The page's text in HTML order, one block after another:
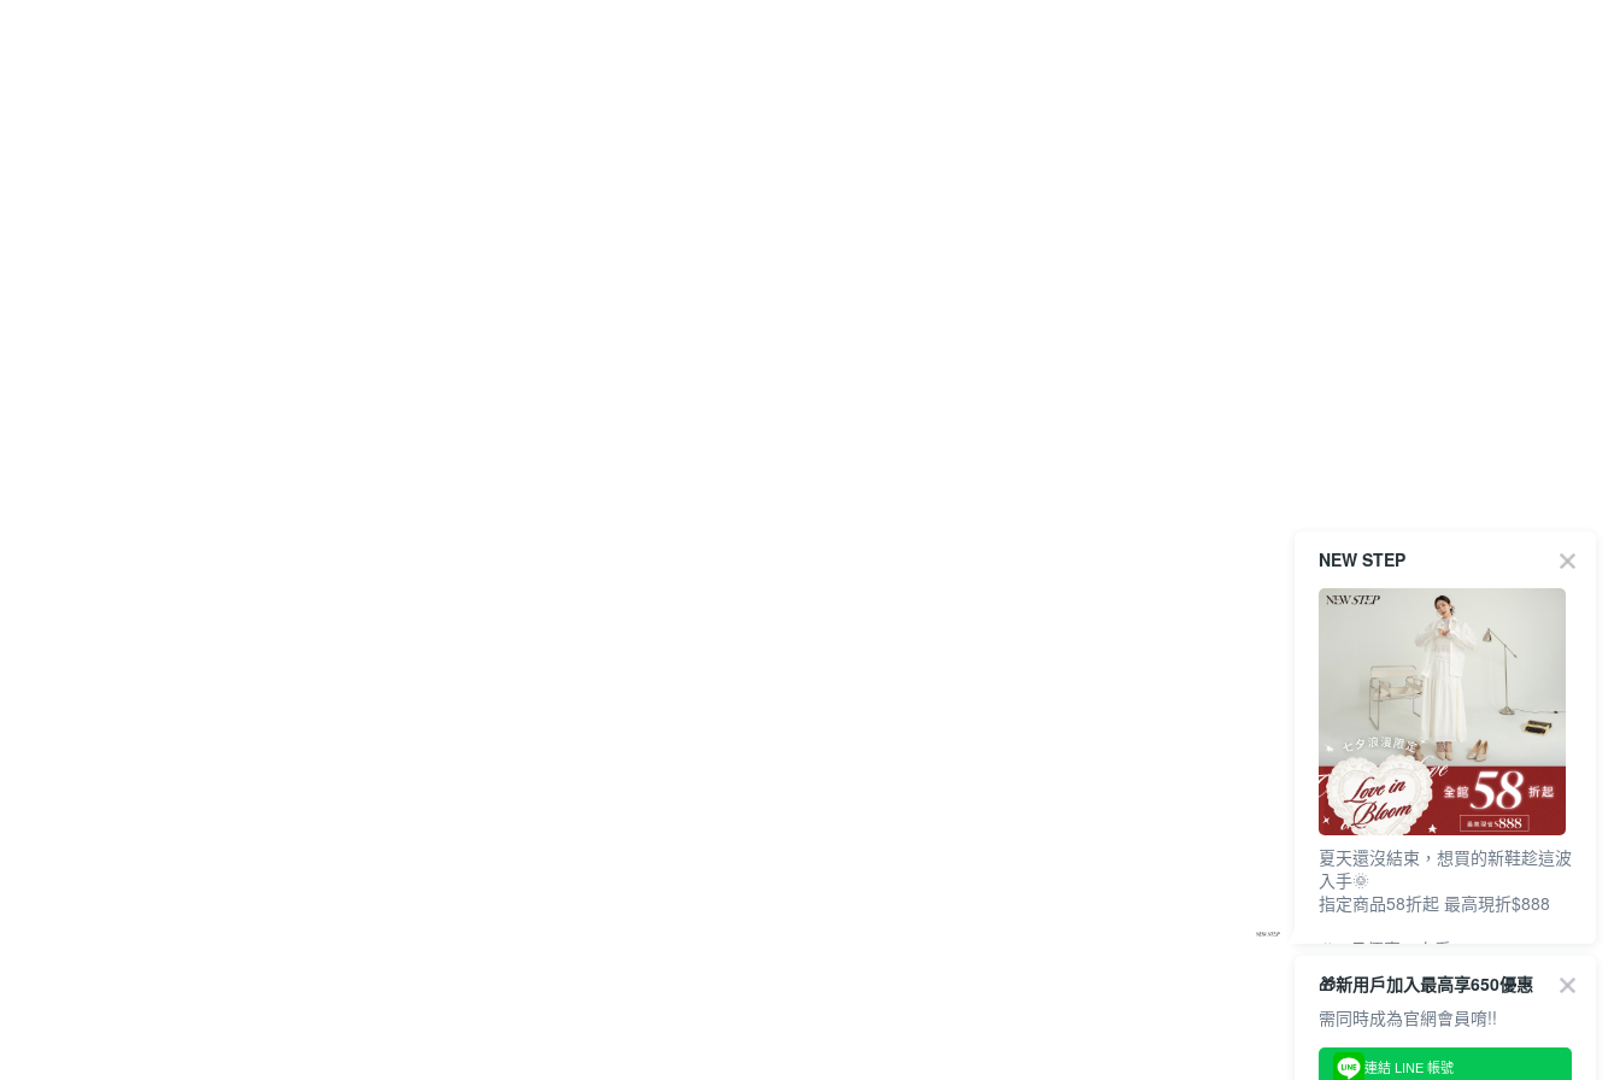
NEW STEP
夏天還沒結束，想買的新鞋趁這波
入手🌞
指定商品58折起 最高現折$888
🎉 8月優惠一次看
①LINE購物最高10%回饋
②每周限定品現折200
③指定商品58折起 最高現折$888
上班鞋、休閒鞋、涼鞋一次逛齊
🎁新用戶加入最高享650優惠
需同時成為官網會員唷!!
連結 LINE 帳號